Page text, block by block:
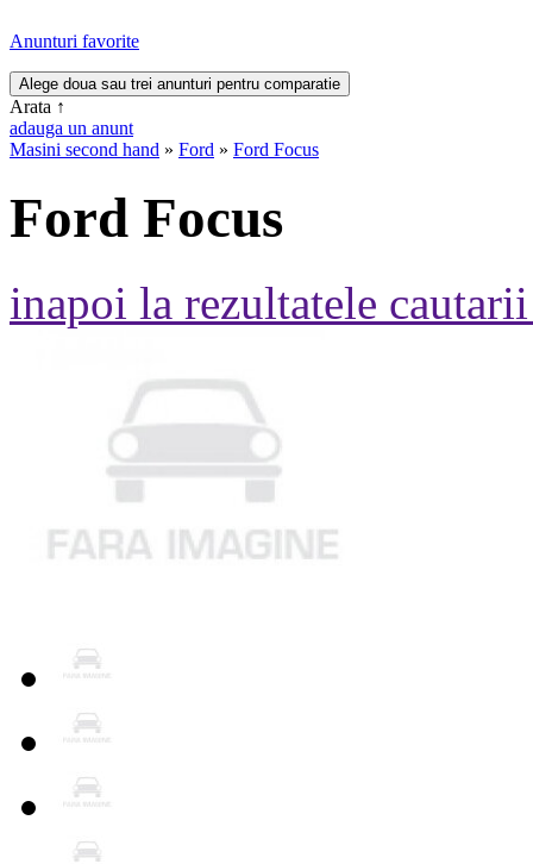
Anunturi favorite
Arata ↑
adauga un anunt
Masini second hand » Ford » Ford Focus
Ford Focus
inapoi la rezultatele